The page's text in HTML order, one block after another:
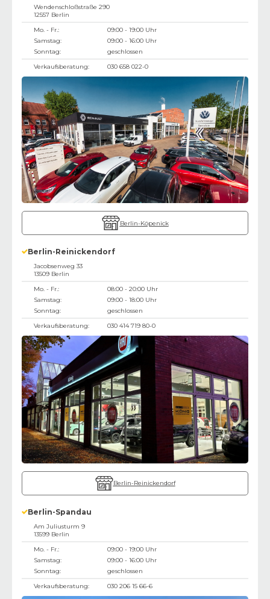
Wendenschloßstraße 290
12557 Berlin
Mo. - Fr.:
09:00 - 19:00 Uhr
Samstag:
09:00 - 16:00 Uhr
Sonntag:
geschlossen
Verkaufsberatung:
030 658 022-0
Berlin-Köpenick
Berlin-Reinickendorf
Jacobsenweg 33
13509 Berlin
Mo. - Fr.:
08:00 - 20:00 Uhr
Samstag:
09:00 - 18:00 Uhr
Sonntag:
geschlossen
Verkaufsberatung:
030 414 719 80-0
Berlin-Reinickendorf
Berlin-Spandau
Am Juliusturm 9
13599 Berlin
Mo. - Fr.:
09:00 - 19:00 Uhr
Samstag:
09:00 - 16:00 Uhr
Sonntag:
geschlossen
Verkaufsberatung:
030 206 15 66-6